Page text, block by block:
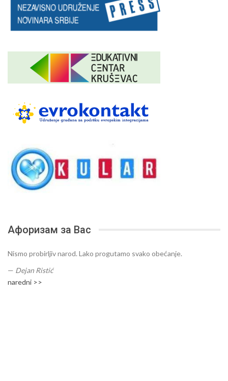
Афоризам за Вас
Nismo probirljiv narod. Lako progutamo svako obećanje.
— Dejan Ristić
naredni >>